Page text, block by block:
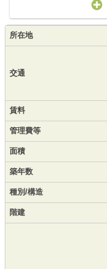
所在地
交通
賃料
管理費等
面積
築年数
種別/構造
階建